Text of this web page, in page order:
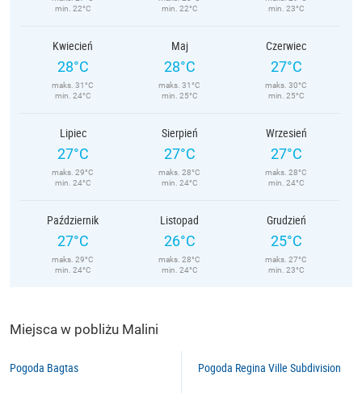
min. 22°C
min. 22°C
min. 23°C
Kwiecień
28°C
maks. 31°C
min. 24°C
Maj
28°C
maks. 31°C
min. 25°C
Czerwiec
27°C
maks. 30°C
min. 25°C
Lipiec
27°C
maks. 29°C
min. 24°C
Sierpień
27°C
maks. 28°C
min. 24°C
Wrzesień
27°C
maks. 28°C
min. 24°C
Październik
27°C
maks. 29°C
min. 24°C
Listopad
26°C
maks. 28°C
min. 24°C
Grudzień
25°C
maks. 27°C
min. 23°C
Miejsca w pobliżu Malini
Pogoda Bagtas Pogoda Regina Ville Subdivision